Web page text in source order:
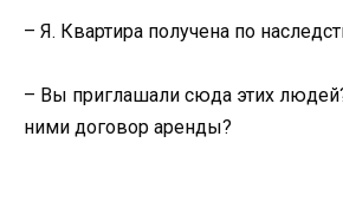
– Я. Квартира получена по
– Вы приглашали сюда этих
ними договор аренды?